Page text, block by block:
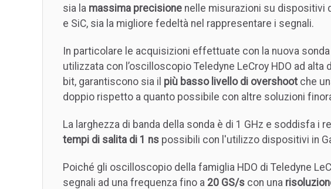
sia la massima precisione nelle misurazioni su dispositivi
e SiC, sia la migliore fedeltà nel rappresentare i segnali.
In particolare le acquisizioni effettuate con la nuova sonda
utilizzata con l’oscilloscopio Teledyne LeCroy HDO ad
bit, garantiscono sia il più basso livello di overshoot che
doppio rispetto a quanto possibile con altre soluzioni
La larghezza di banda della sonda è di 1 GHz e soddisfa i
tempi di salita di 1 ns possibili con l'utilizzo dispositivi in
Poiché gli oscilloscopio della famiglia HDO di Teledyne
segnali ad una frequenza fino a 20 GS/s con una